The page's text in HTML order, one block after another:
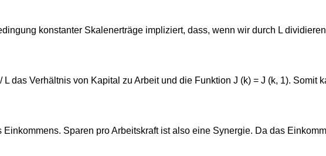
konstanter Skalenerträge impliziert, dass, wenn wir durch L
das Verhältnis von Kapital zu Arbeit und die Funktion J (k) = J (k, 1). Somit
Sparen pro Arbeitskraft ist also eine Synergie. Da das